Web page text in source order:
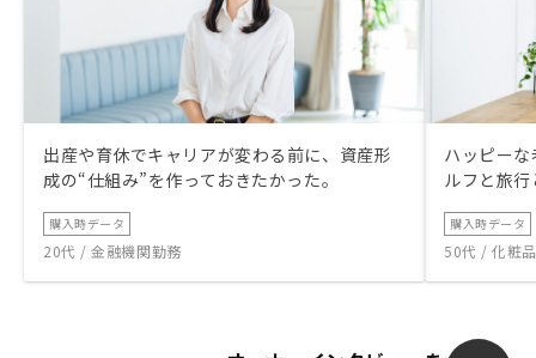
出産や育休でキャリアが変わる前に、資産形
成の“仕組み”を作っておきたかった。
購入時データ
20代 / 金融機関勤務
ハッピー
ルフと旅
購入時データ
50代 / 化粧